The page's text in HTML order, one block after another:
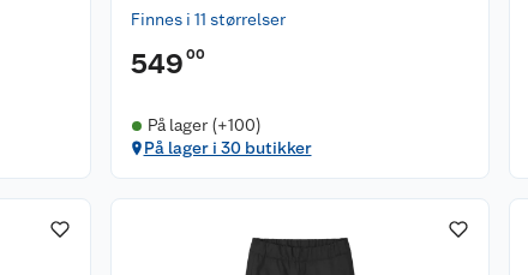
Finnes i 11 størrelser
549 00
På lager (+100)
På lager i 30 butikker